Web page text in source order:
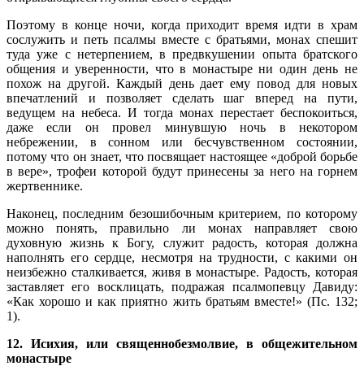
Поэтому в конце ночи, когда приходит время идти в храм
сослужить и петь псалмы вместе с братьями, монах спешит
туда уже с нетерпением, в предвкушении опыта братского
общения и уверенности, что в монастыре ни один день не
похож на другой. Каждый день дает ему повод для новых
впечатлений и позволяет сделать шаг вперед на пути,
ведущем на небеса. И тогда монах перестает беспокоиться,
даже если он провел минувшую ночь в некотором
небрежении, в сонном или бесчувственном состоянии,
потому что он знает, что посвящает настоящее «доброй борьбе
в вере», трофеи которой будут принесены за него на горнем
жертвеннике.
Наконец, последним безошибочным критерием, по которому
можно понять, правильно ли монах направляет свою
духовную жизнь к Богу, служит радость, которая должна
наполнять его сердце, несмотря на трудности, с какими он
неизбежно сталкивается, живя в монастыре. Радость, которая
заставляет его восклицать, подражая псалмопевцу Давиду:
«Как хорошо и как приятно жить братьям вместе!» (Пс. 132;
1).
12. Исихия, или священнобезмолвие, в общежительном
монастыре